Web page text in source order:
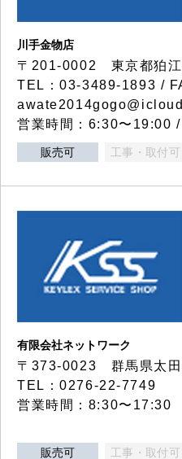
川手金物店
〒201-0002 東京都狛
TEL：03-3489-1893 /
営業時間：6:30〜19:00
販売可 工事・取付可
有限会社ネットワーク
〒373-0023 群馬県太田
TEL：0276-22-7749
営業時間：8:30〜17:30
販売可 工事・取付可